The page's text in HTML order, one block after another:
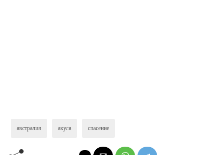
австралия акула спасение